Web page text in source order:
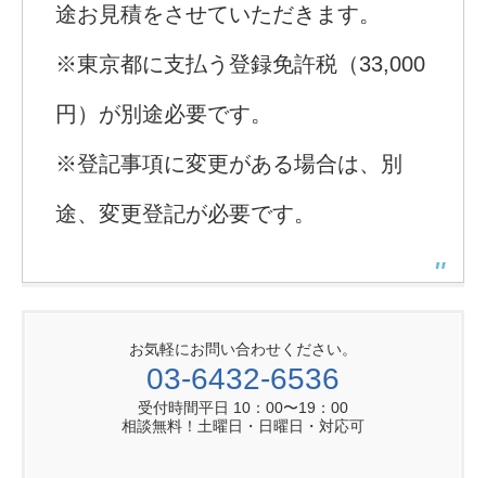
途お見積をさせていただきます。
※東京都に支払う登録免許税（33,000
円）が別途必要です。
※登記事項に変更がある場合は、別
途、変更登記が必要です。
お気軽にお問い合わせください。
03-6432-6536
受付時間平日 10：00〜19：00
相談無料！土曜日・日曜日・対応可